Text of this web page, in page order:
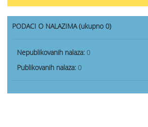
PODACI O NALAZIMA (ukupno 0)
Nepublikovanih nalaza: 0
Publikovanih nalaza: 0